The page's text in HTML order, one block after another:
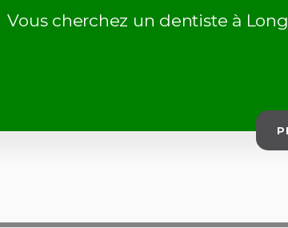
Vous cherchez un dentiste à